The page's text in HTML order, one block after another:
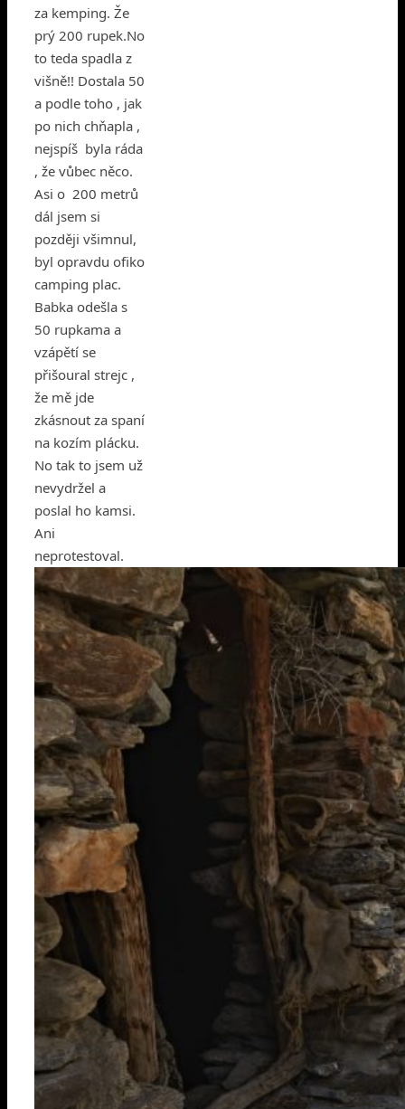
za kemping. Že
prý 200 rupek.No
to teda spadla z
višně!! Dostala 50
a podle toho , jak
po nich chňapla ,
nejspíš byla ráda
, že vůbec něco.
Asi o 200 metrů
dál jsem si
později všimnul,
byl opravdu ofiko
camping plac.
Babka odešla s
50 rupkama a
vzápětí se
přišoural strejc ,
že mě jde
zkásnout za spaní
na kozím plácku.
No tak to jsem už
nevydržel a
poslal ho kamsi.
Ani
neprotestoval.